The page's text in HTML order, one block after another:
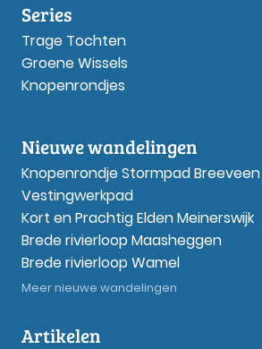
Series
Trage Tochten
Groene Wissels
Knopenrondjes
Nieuwe wandelingen
Knopenrondje Stormpad Breeveen
Vestingwerkpad
Kort en Prachtig Elden Meinerswijk
Brede rivierloop Maasheggen
Brede rivierloop Wamel
Meer nieuwe wandelingen
Artikelen